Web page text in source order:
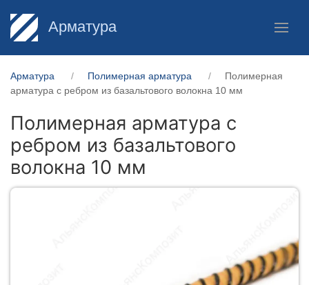
Арматура
Арматура Полимерная арматура
Полимерная
арматура c ребром из базальтового волокна 10 мм
Полимерная арматура c
ребром из базальтового
волокна 10 мм